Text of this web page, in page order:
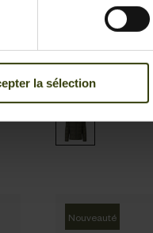
la sélection
Doudoune
169.95 EUR
Nouveauté